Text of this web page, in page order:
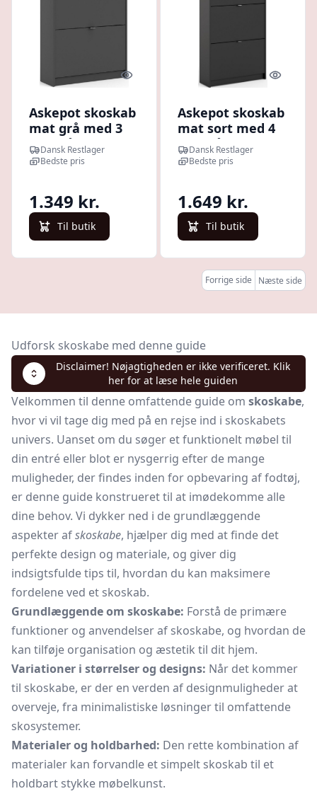
Quick look
Askepot skoskab
mat grå med 3
vippelåger og
plads til 18 par
Dansk Restlager
Bedste pris
1.349 kr.
Til butik
Quick
Askepot skoskab
mat sort med 4
vippelåger og
plads til 24 par
Dansk Restlager
Bedste pris
1.649 kr.
Til butik
Forrige side Næste side
Udforsk skoskabe med denne guide
Disclaimer! Nøjagtigheden er ikke verificeret. Klik
her for at læse hele guiden
Velkommen til denne omfattende guide om skoskabe,
hvor vi vil tage dig med på en rejse ind i skoskabets
univers. Uanset om du søger et funktionelt møbel til
din entré eller blot er nysgerrig efter de mange
muligheder, der findes inden for opbevaring af fodtøj,
er denne guide konstrueret til at imødekomme alle
dine behov. Vi dykker ned i de grundlæggende
aspekter afskoskabe, hjælper dig med at finde det
perfekte design og materiale, og giver dig
indsigtsfulde tips til, hvordan du kan maksimere
fordelene ved et skoskab.
Grundlæggende om skoskabe: Forstå de primære
funktioner og anvendelser af skoskabe, og hvordan de
kan tilføje organisation og æstetik til dit hjem.
Variationer i størrelser og designs: Når det kommer
til skoskabe, er der en verden af designmuligheder at
overveje, fra minimalistiske løsninger til omfattende
skosystemer.
Materialer og holdbarhed: Den rette kombination af
materialer kan forvandle et simpelt skoskab til et
holdbart stykke møbelkunst.